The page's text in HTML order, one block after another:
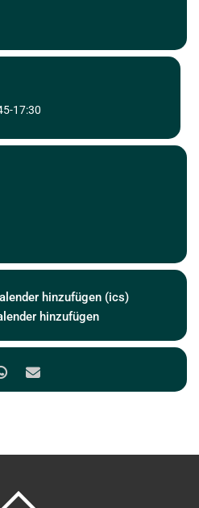
-17:30
hinzufügen (ics)
hinzufügen